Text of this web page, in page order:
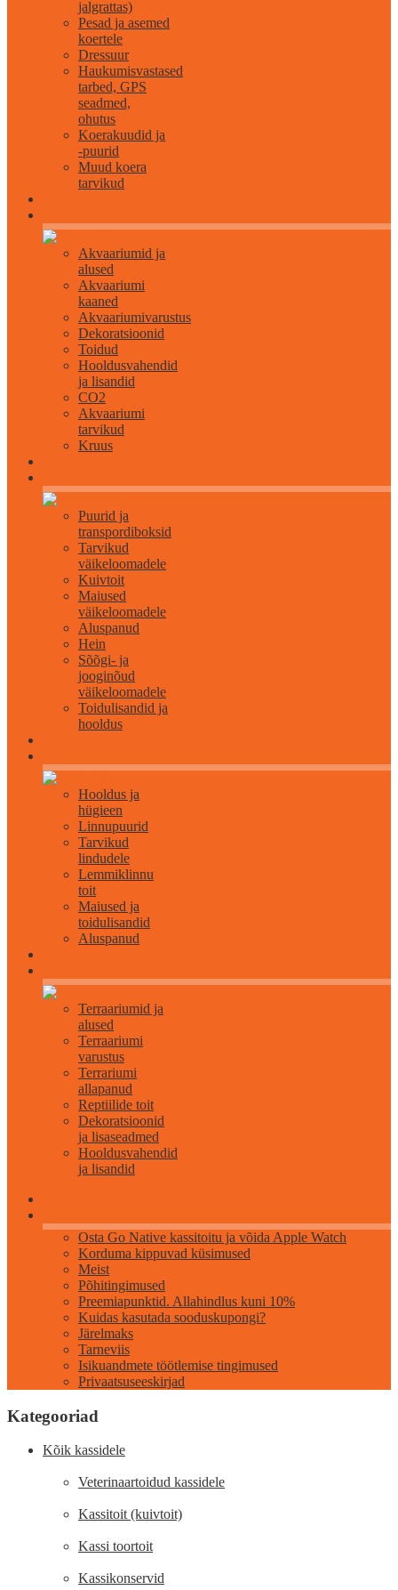
jalgrattas)
Pesad ja asemed
koertele
Dressuur
Haukumisvastased
tarbed, GPS
seadmed,
ohutus
Koerakuudid ja
-puurid
Muud koera
tarvikud
Akvaariumid ja
alused
Akvaariumi
kaaned
Akvaariumivarustus
Dekoratsioonid
Toidud
Hooldusvahendid
ja lisandid
CO2
Akvaariumi
tarvikud
Kruus
Puurid ja
transpordiboksid
Tarvikud
väikeloomadele
Kuivtoit
Maiused
väikeloomadele
Aluspanud
Hein
Sõõgi- ja
jooginõud
väikeloomadele
Toidulisandid ja
hooldus
Hooldus ja
hügieen
Linnupuurid
Tarvikud
lindudele
Lemmiklinnu
toit
Maiused ja
toidulisandid
Aluspanud
Terraariumid ja
alused
Terraariumi
varustus
Terrariumi
allapanud
Reptiilide toit
Dekoratsioonid
ja lisaseadmed
Hooldusvahendid
ja lisandid
Osta Go Native kassitoitu ja võida Apple Watch
Korduma kippuvad küsimused
Meist
Põhitingimused
Preemiapunktid. Allahindlus kuni 10%
Kuidas kasutada sooduskupongi?
Järelmaks
Tarneviis
Isikuandmete töötlemise tingimused
Privaatsuseeskirjad
Kategooriad
Kõik kassidele
Veterinaartoidud kassidele
Kassitoit (kuivtoit)
Kassi toortoit
Kassikonservid